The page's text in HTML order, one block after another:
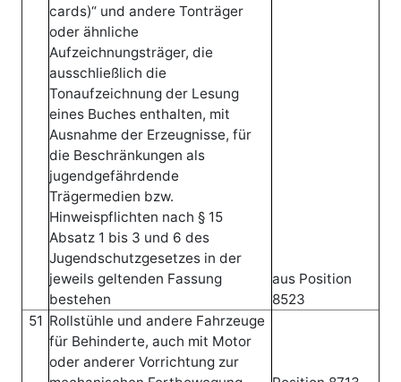
cards)“ und andere Tonträger
oder ähnliche
Aufzeichnungsträger, die
ausschließlich die
Tonaufzeichnung der Lesung
eines Buches enthalten, mit
Ausnahme der Erzeugnisse, für
die Beschränkungen als
jugendgefährdende
Trägermedien bzw.
Hinweispflichten nach § 15
Absatz 1 bis 3 und 6 des
Jugendschutzgesetzes in der
jeweils geltenden Fassung
bestehen
aus Position
8523
51 Rollstühle und andere Fahrzeuge
für Behinderte, auch mit Motor
oder anderer Vorrichtung zur